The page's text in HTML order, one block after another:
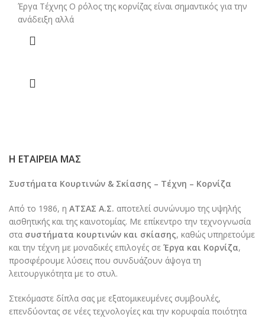
Έργα Τέχνης Ο ρόλος της κορνίζας είναι σημαντικός για την
ανάδειξη αλλά
Η ΕΤΑΙΡΕΊΑ ΜΑΣ
Συστήματα Κουρτινών & Σκίασης – Τέχνη – Κορνίζα
Από το 1986, η ΑΤΣΑΣ Α.Σ. αποτελεί συνώνυμο της υψηλής
αισθητικής και της καινοτομίας. Με επίκεντρο την τεχνογνωσία
στα συστήματα κουρτινών και σκίασης, καθώς υπηρετούμε
και την τέχνη με μοναδικές επιλογές σε Έργα και Κορνίζα,
προσφέρουμε λύσεις που συνδυάζουν άψογα τη
λειτουργικότητα με το στυλ.
Στεκόμαστε δίπλα σας με εξατομικευμένες συμβουλές,
επενδύοντας σε νέες τεχνολογίες και την κορυφαία ποιότητα